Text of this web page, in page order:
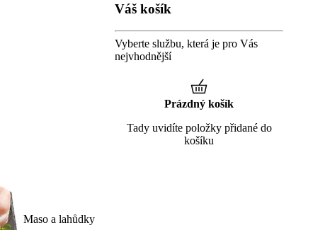
Maso a lahůdky
Váš košík
Vyberte službu, která je pro Vás
nejvhodnější
Prázdný košík
Tady uvidíte položky přidané do
košíku